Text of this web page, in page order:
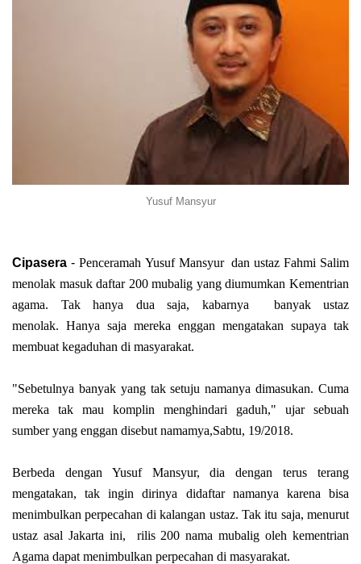
Yusuf Mansyur
Cipasera - Penceramah Yusuf Mansyur dan ustaz Fahmi Salim
menolak masuk daftar 200 mubalig yang diumumkan Kementrian
agama. Tak hanya dua saja, kabarnya
banyak ustaz
menolak. Hanya saja mereka enggan mengatakan supaya tak
membuat kegaduhan di masyarakat.
"Sebetulnya banyak yang tak setuju namanya dimasukan. Cuma
mereka tak mau komplin menghindari gaduh," ujar sebuah
sumber yang enggan disebut namamya,Sabtu, 19/2018.
Berbeda dengan Yusuf Mansyur, dia dengan terus terang
mengatakan, tak ingin dirinya didaftar namanya karena bisa
menimbulkan perpecahan di kalangan ustaz. Tak itu saja, menurut
ustaz asal Jakarta ini, rilis 200 nama mubalig oleh kementrian
Agama dapat menimbulkan perpecahan di masyarakat.